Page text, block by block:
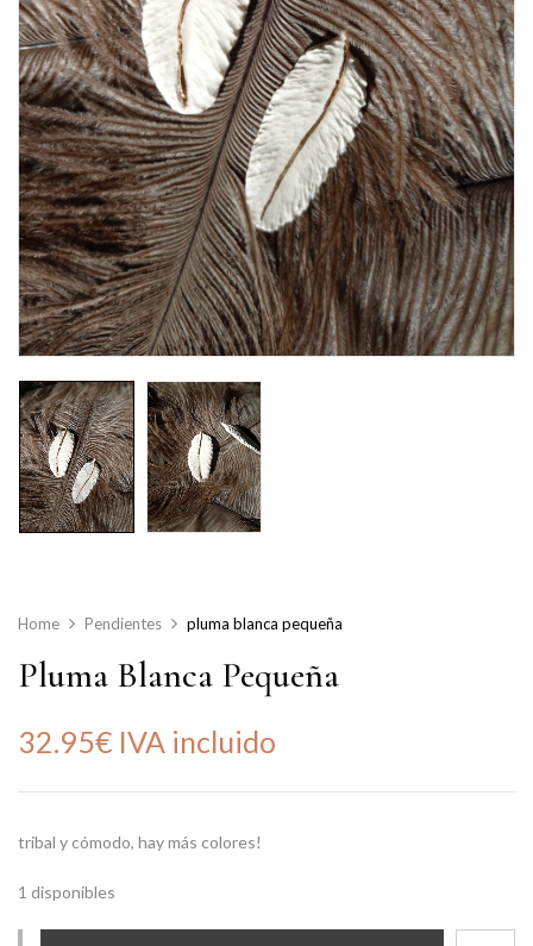
Home Pendientes pluma blanca pequeña
Pluma Blanca Pequeña
32.95€ IVA incluido
tribal y cómodo, hay más colores!
1 disponibles